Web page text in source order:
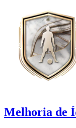
Melhoria de